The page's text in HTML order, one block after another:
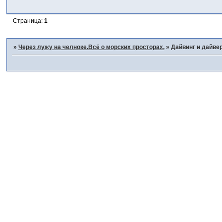
Страница: 1
» Через лужу на челноке.Всё о морских просторах. » Дайвинг и